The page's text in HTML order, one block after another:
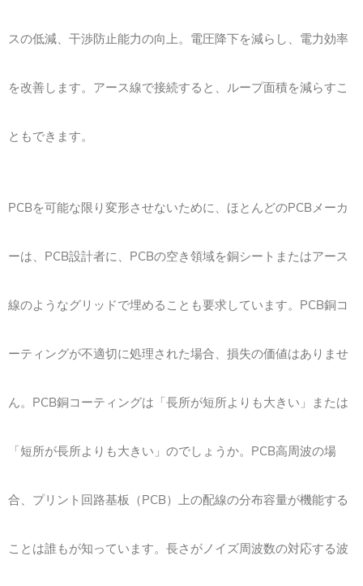
スの低減、干渉防止能力の向上。電圧降下を減らし、電力効率
を改善します。アース線で接続すると、ループ面積を減らすこ
ともできます。
PCBを可能な限り変形させないために、ほとんどのPCBメーカ
ーは、PCB設計者に、PCBの空き領域を銅シートまたはアース
線のようなグリッドで埋めることも要求しています。PCB銅コ
ーティングが不適切に処理された場合、損失の価値はありませ
ん。PCB銅コーティングは「長所が短所よりも大きい」または
「短所が長所よりも大きい」のでしょうか。PCB高周波の場
合、プリント回路基板（PCB）上の配線の分布容量が機能する
ことは誰もが知っています。長さがノイズ周波数の対応する波